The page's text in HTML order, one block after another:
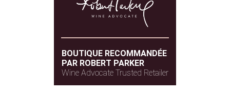
BOUTIQUE RECOMMANDÉE
PAR ROBERT PARKER
Wine Advocate Trusted Retailer